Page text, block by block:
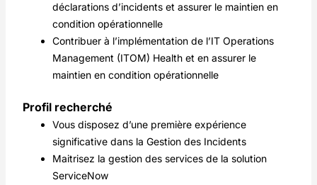
déclarations d’incidents et assurer le maintien en
condition opérationnelle
Contribuer à l’implémentation de l’IT Operations
Management (ITOM) Health et en assurer le
maintien en condition opérationnelle
Profil recherché
Vous disposez d’une première expérience
significative dans la Gestion des Incidents
Maitrisez la gestion des services de la solution
ServiceNow